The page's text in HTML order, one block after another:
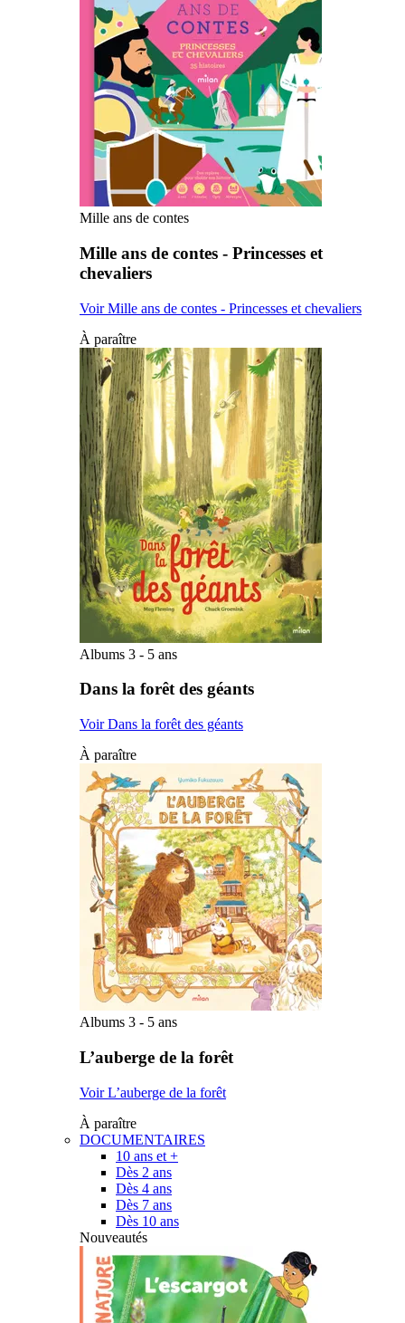
Mille ans de contes
Mille ans de contes - Princesses et
chevaliers
Voir Mille ans de contes - Princesses et chevaliers
À paraître
Albums 3 - 5 ans
Dans la forêt des géants
Voir Dans la forêt des géants
À paraître
Albums 3 - 5 ans
L’auberge de la forêt
Voir L’auberge de la forêt
À paraître
DOCUMENTAIRES
10 ans et +
Dès 2 ans
Dès 4 ans
Dès 7 ans
Dès 10 ans
Nouveautés